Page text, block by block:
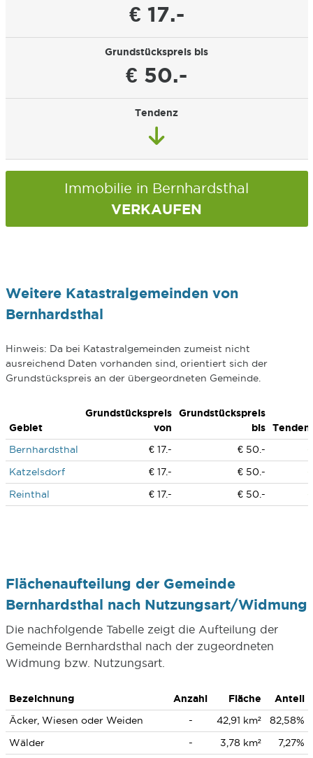
€ 17.-
Grundstückspreis bis
€ 50.-
Tendenz
Immobilie in Bernhardsthal
VERKAUFEN
Weitere Katastralgemeinden von
Bernhardsthal
Hinweis: Da bei Katastralgemeinden zumeist nicht
ausreichend Daten vorhanden sind, orientiert sich der
Grundstückspreis an der übergeordneten Gemeinde.
Gebiet
Grundstückspreis
von
Grundstückspreis
bis
Bernhardsthal
€ 17.-
€ 50.-
Katzelsdorf
€ 17.-
€ 50.-
Reinthal
€ 17.- € 50.-
Flächenaufteilung der Gemeinde
Bernhardsthal nach Nutzungsart/Widmung
Die nachfolgende Tabelle zeigt die Aufteilung der
Gemeinde Bernhardsthal nach der zugeordneten
Widmung bzw. Nutzungsart.
Bezeichnung Anzahl Fläche
Anteil
Äcker, Wiesen oder Weiden
- 42,91 km²
82,58%
Wälder
- 3,78 km² 7,27%